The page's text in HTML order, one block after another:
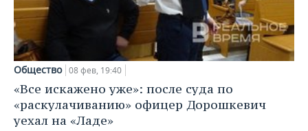
Общество 08 фев, 19:40
«Все искажено уже»: после суда по
«раскулачиванию» офицер Дорошкевич
уехал на «Ладе»